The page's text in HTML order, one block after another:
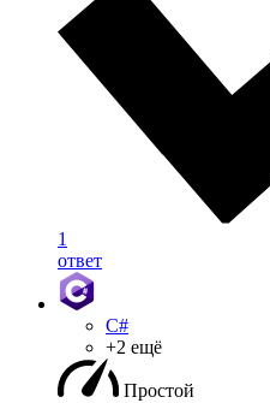
1
ответ
C#
+2 ещё
Простой